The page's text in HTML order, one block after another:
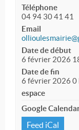
Téléphone
04 94 30 41 41
Email
Date de début
6 février 2026
Date de fin
6 février 2026 0
espace
Google
Feed iCal